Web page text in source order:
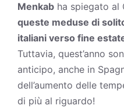
Menkab ha spiegato al
queste meduse di
italiani verso fine
Tuttavia, quest’anno
anticipo, anche in
dell’aumento delle
di più al riguardo!